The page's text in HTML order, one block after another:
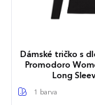
Dámské tričko s
Promodoro
Long
1 barva